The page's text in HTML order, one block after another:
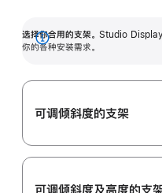
选择你合用的支架。 Studio Display
你的各种安装需求。
展
可调倾斜度的支架
可调倾斜度及高‍度的支‍